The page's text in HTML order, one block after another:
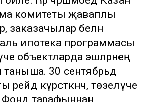
комитеты җаваплы
заказачылар белән
ипотека программасы
объектларда эшләрнең
30 сентябрьдә
рейд күрсәткәнчә, төзелүче
тарафыннан